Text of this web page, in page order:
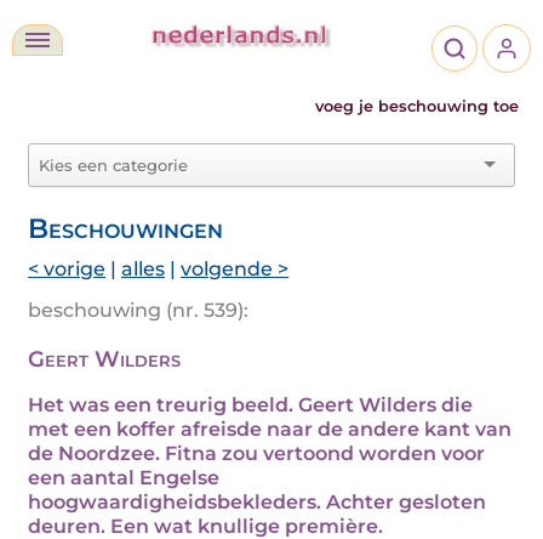
voeg je beschouwing toe
Beschouwingen
< vorige | alles | volgende >
beschouwing (nr. 539):
Geert Wilders
Het was een treurig beeld. Geert Wilders die
met een koffer afreisde naar de andere kant van
de Noordzee. Fitna zou vertoond worden voor
een aantal Engelse
hoogwaardigheidsbekleders. Achter gesloten
deuren. Een wat knullige première.